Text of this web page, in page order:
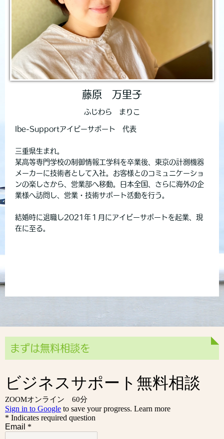
藤原 万里子
ふじわら まりこ
Ibe-Supportアイビーサポート 代表
三重県生まれ。
某高等専門学校の制御情報工学科を卒業後、東京の計測機器
メーカーに技術者として入社。お客様とのコミュニケーショ
ンの楽しさから、営業部へ移動。日本全国、さらに海外の企
業様へ訪問し、営業・技術サポート活動を行う。
結婚時に退職し2021年１月にアイビーサポートを起業、現
在に至る。
まずは無料相談を